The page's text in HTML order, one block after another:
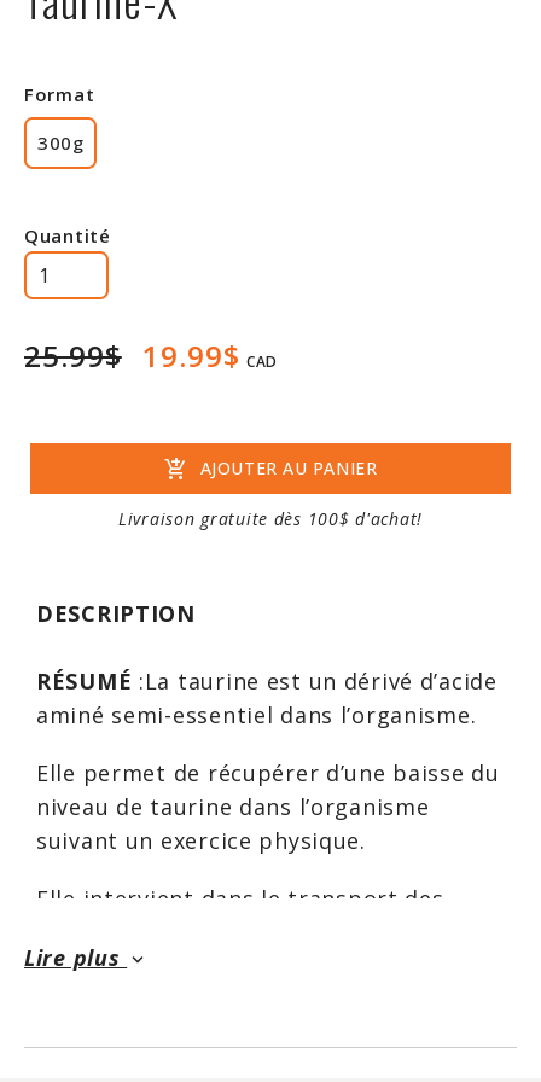
Format
300g
Quantité
25.99$ 19.99$ CAD
add_shopping_cart AJOUTER AU PANIER
Livraison gratuite dès 100$ d'achat!
DESCRIPTION
RÉSUMÉ :La taurine est un dérivé d’acide
aminé semi-essentiel dans l’organisme.
Elle permet de récupérer d’une baisse du
niveau de taurine dans l’organisme
suivant un exercice physique.
Elle intervient dans le transport des
maintien des fonctions cardiovasculaires.
Lire plus keyboard_arrow_down